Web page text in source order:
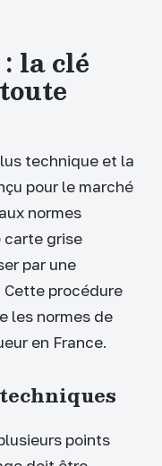
la clé
technique et la
pour le marché
normes
carte grise
par une
Cette procédure
les normes de
en France.
points